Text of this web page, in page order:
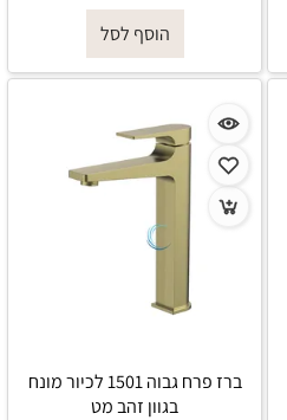
הוסף לסל
ברז פרח גבוה 1501 לכיור מונח
בגוון זהב מט